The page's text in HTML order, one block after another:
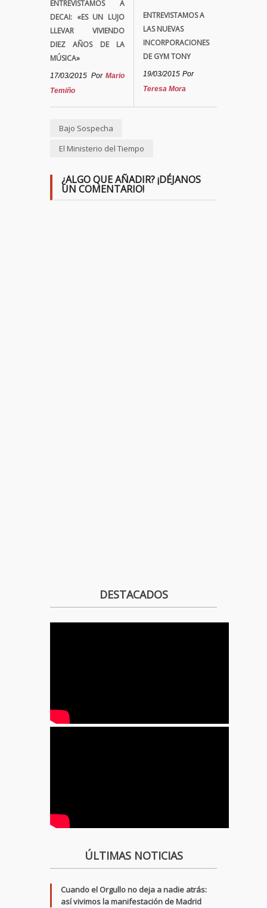
ENTREVISTAMOS A
DECAI: «ES UN LUJO
LLEVAR VIVIENDO
DIEZ AÑOS DE LA
MÚSICA»
17/03/2015 Por Mario
Temiño
ENTREVISTAMOS A
LAS NUEVAS
INCORPORACIONES
DE GYM TONY
19/03/2015 Por
Teresa Mora
Bajo Sospecha
El Ministerio del Tiempo
¿ALGO QUE AÑADIR? ¡DÉJANOS
UN COMENTARIO!
DESTACADOS
ÚLTIMAS NOTICIAS
Cuando el Orgullo no deja a nadie atrás:
así vivimos la manifestación de Madrid